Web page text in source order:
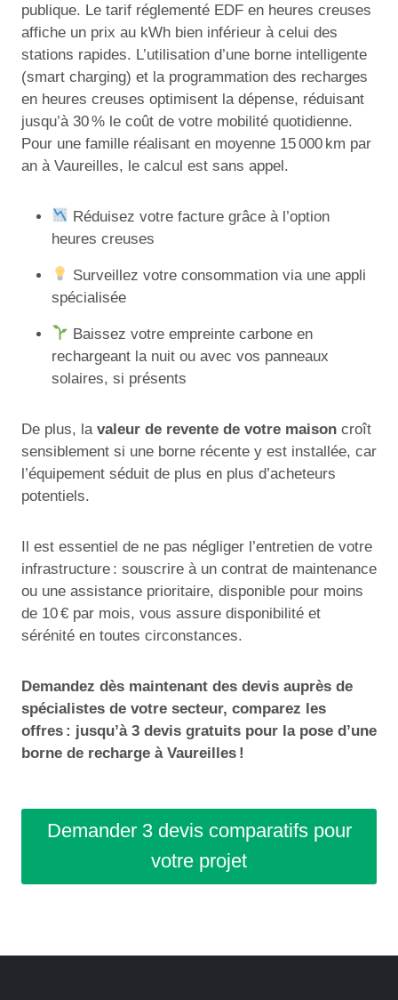
publique. Le tarif réglementé EDF en heures creuses
affiche un prix au kWh bien inférieur à celui des
stations rapides. L’utilisation d’une borne intelligente
(smart charging) et la programmation des recharges
en heures creuses optimisent la dépense, réduisant
jusqu’à 30 % le coût de votre mobilité quotidienne.
Pour une famille réalisant en moyenne 15 000 km par
an à Vaureilles, le calcul est sans appel.
Réduisez votre facture grâce à l’option
heures creuses
Surveillez votre consommation via une appli
spécialisée
Baissez votre empreinte carbone en
rechargeant la nuit ou avec vos panneaux
solaires, si présents
De plus, la valeur de revente de votre maison croît
sensiblement si une borne récente y est installée, car
l’équipement séduit de plus en plus d’acheteurs
potentiels.
Il est essentiel de ne pas négliger l’entretien de votre
infrastructure : souscrire à un contrat de maintenance
ou une assistance prioritaire, disponible pour moins
de 10 € par mois, vous assure disponibilité et
sérénité en toutes circonstances.
Demandez dès maintenant des devis auprès de
spécialistes de votre secteur, comparez les
offres : jusqu’à 3 devis gratuits pour la pose d’une
borne de recharge à Vaureilles !
Demander 3 devis comparatifs pour
votre projet